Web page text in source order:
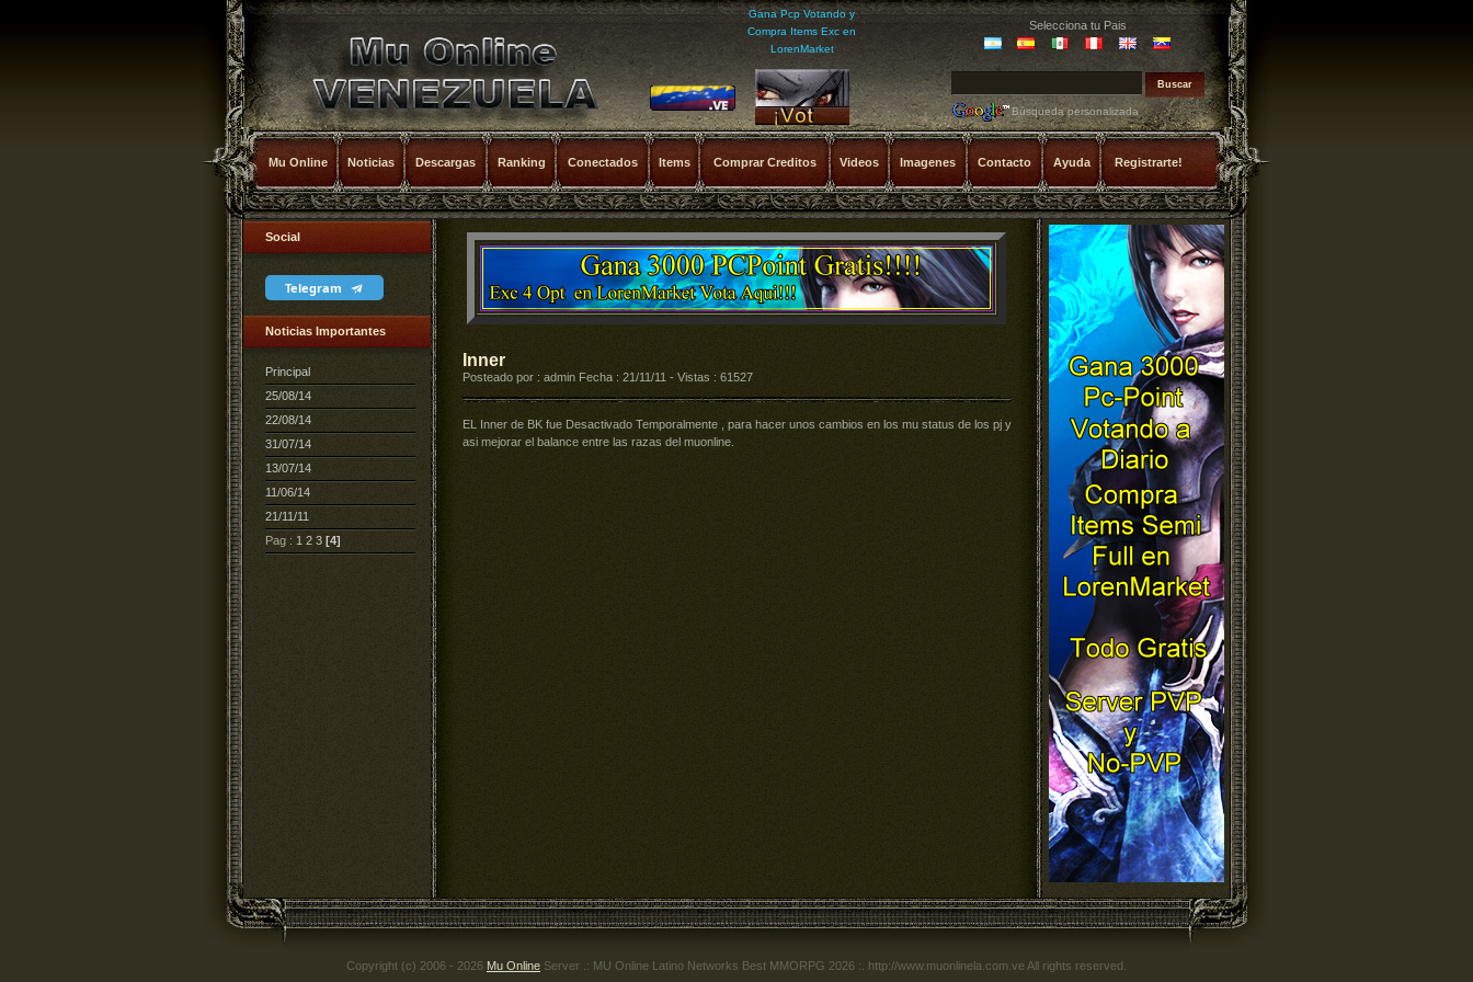
Gana Pcp Votando y
Compra Items Exc en
LorenMarket
Selecciona tu Pais
Búsqueda personalizada
Mu Online Noticias Descargas Ranking Conectados Items Comprar Creditos Videos Imagenes Contacto Ayuda Registrarte!
Social
Telegram
Noticias Importantes
Principal
25/08/14
22/08/14
31/07/14
13/07/14
11/06/14
21/11/11
Pag : 1 2 3 [4]
Inner
Posteado por : admin Fecha : 21/11/11 - Vistas : 61527
EL Inner de BK fue Desactivado Temporalmente , para hacer unos cambios en los mu status de los pj y
asi mejorar el balance entre las razas del muonline.
Copyright (c) 2006 - 2026 Mu Online Server .: MU Online Latino Networks Best MMORPG 2026 :. http://www.muonlinela.com.ve All rights reserved.